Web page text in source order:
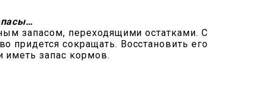
запасом, переходящими остатками. С
придется сокращать. Восстановить его
иметь запас кормов.